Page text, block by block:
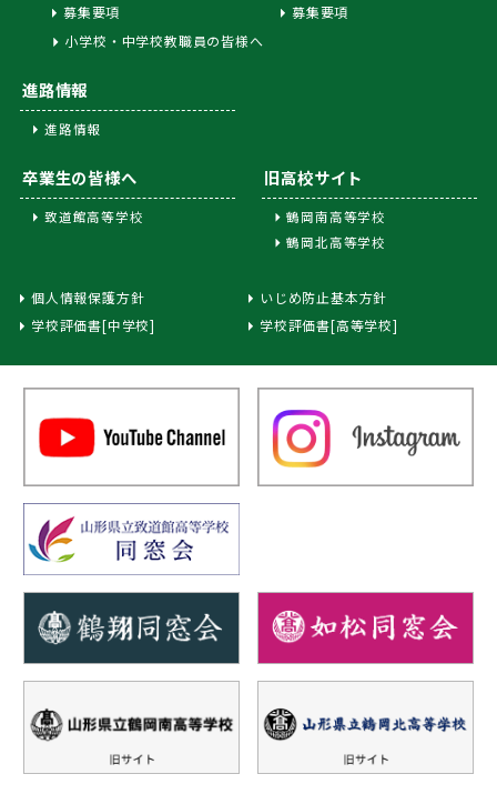
募集要項
募集要項
小学校・中学校教職員の皆様へ
進路情報
進路情報
卒業生の皆様へ
致道館高等学校
旧高校サイト
鶴岡南高等学校
鶴岡北高等学校
個人情報保護方針
いじめ防止基本方針
学校評価書[中学校]
学校評価書[高等学校]